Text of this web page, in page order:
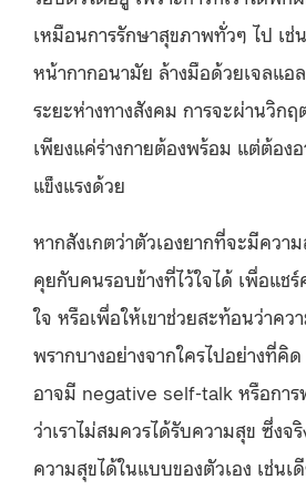
เหมือนการรักษาสุขภาพทั่วๆ ไป เช่
หน้ากากอนามัย ล้างมือด้วยเจลแอ
ระยะห่างทางสังคม การจะผ่านวิก
เพียงแค่ร่างกายต้องพร้อม แต่ต้อง
แข็งแรงด้วย
หากสังเกตว่าตัวเองยากที่จะมีควา
คุยกับคนรอบข้างที่ไว้ใจได้ เพื่อแช
ใจ หรือเพื่อให้เขาช่วยสะท้อนว่าคว
พรากบางอย่างจากใครไปอย่างที่คิ
อาจมี negative self-talk หรือการ
ว่าเราไม่สมควรได้รับความสุข ซึ่งจ
ความสุขได้ในแบบของตัวเอง เช่น